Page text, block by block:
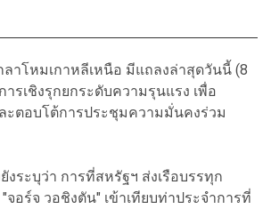
าโหมเกาหลีเหนือ มีแถลงล่าสุดวันนี้ (8
รเชิงรุกยกระดับความรุนแรง เพื่อ
ะตอบโต้การประชุมความมั่นคงร่วม
ระบุว่า การที่สหรัฐฯ ส่งเรือบรรทุก
จอร์จ วอชิงตัน" เข้าเทียบท่าประจำการที่